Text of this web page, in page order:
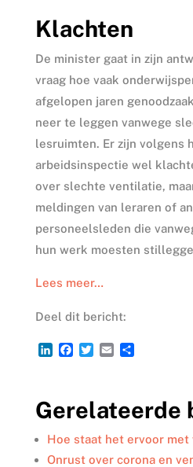
Klachten
De minister gaat in zijn
vraag hoe vaak
afgelopen jaren
neer te leggen vanwege
lesruimten. Er zijn volgens
arbeidsinspectie wel
over slechte ventilatie,
meldingen van leraren of
personeelsleden die
hun werk moesten
Lees meer…
Deel dit bericht:
L
e
d
I
n
F
b
o
o
k
T
t
e
r
E
l
D
n
Gerelateerde
Hoe staat het ervoor met
Onrust over corona en